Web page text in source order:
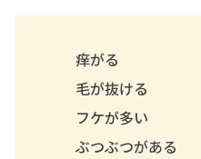
痒がる
毛が抜ける
フケが多い
ぶつぶつがある